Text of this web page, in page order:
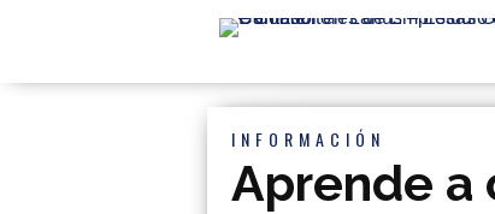
INFORMACIÓN
Aprende a